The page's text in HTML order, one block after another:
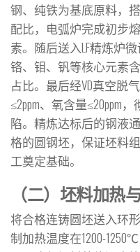
钢、纯铁为基底原料，
配比，电弧炉完成初步
素。随后送入LF精炼炉
铬、钼、钒等核心元素
占比。最后经VD真空脱
≤2ppm、氧含量≤20ppm
陷。精炼达标后的钢液
格的圆钢坯，保证坯料
工奠定基础。
（二）坯料加热
将合格连铸圆坯送入环
制加热温度在1200-